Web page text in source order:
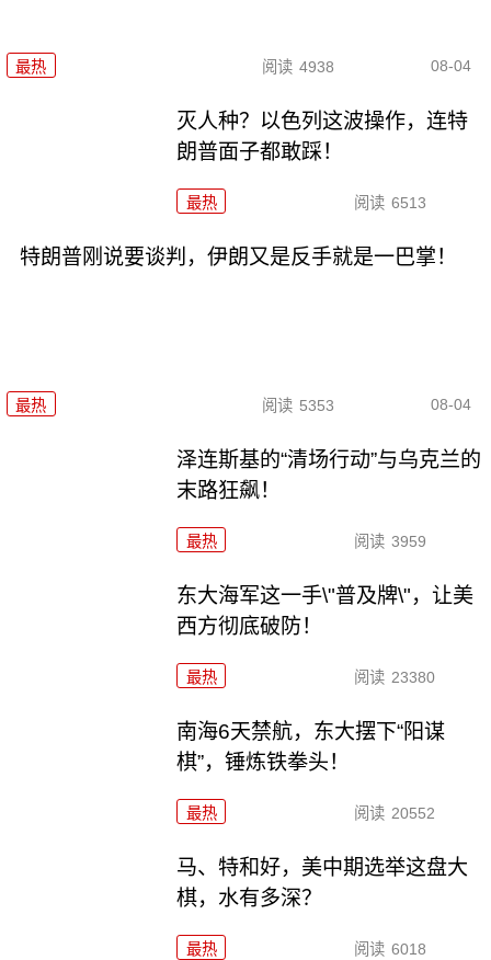
最热 阅读 4938 08-04
灭人种？以色列这波操作，连特
朗普面子都敢踩！
最热 阅读 6513
特朗普刚说要谈判，伊朗又是反手就是一巴掌！
最热 阅读 5353 08-04
泽连斯基的“清场行动”与乌克兰的
末路狂飙！
最热 阅读 3959
东大海军这一手\"普及牌\"，让美
西方彻底破防！
最热 阅读 23380
南海6天禁航，东大摆下“阳谋
棋”，锤炼铁拳头！
最热 阅读 20552
马、特和好，美中期选举这盘大
棋，水有多深？
最热 阅读 6018